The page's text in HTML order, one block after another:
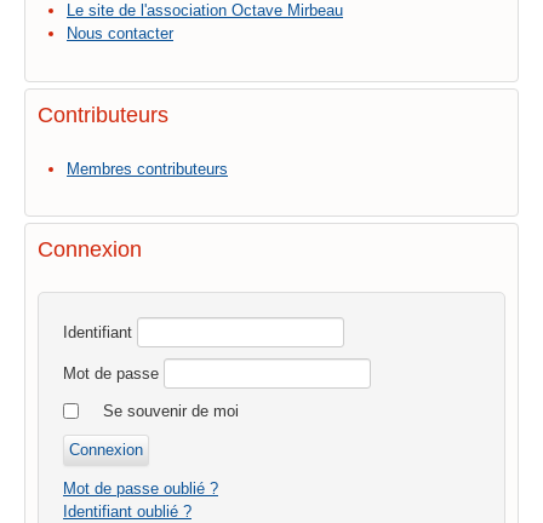
Le site de l'association Octave Mirbeau
Nous contacter
Contributeurs
Membres contributeurs
Connexion
Identifiant
Mot de passe
Se souvenir de moi
Mot de passe oublié ?
Identifiant oublié ?